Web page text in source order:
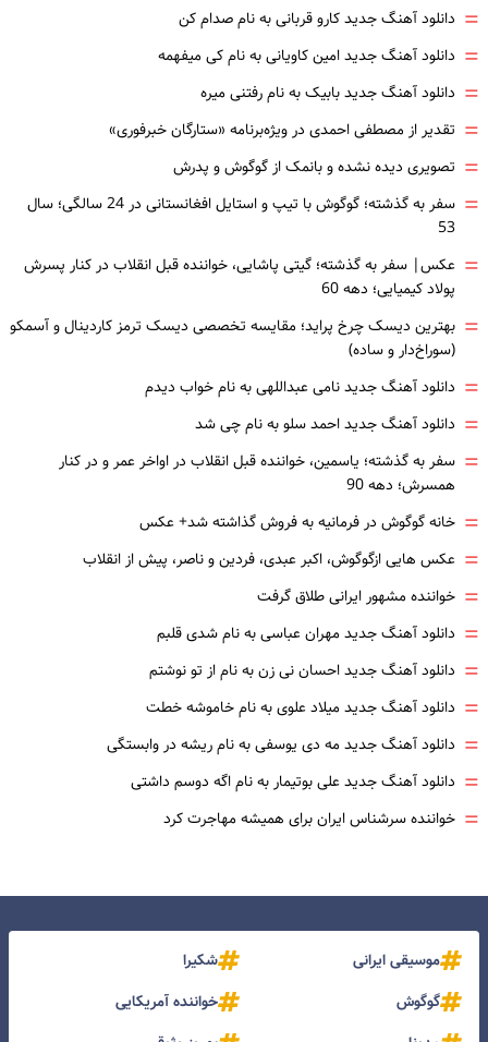
= دانلود آهنگ جدید کارو قربانی به نام صدام کن
= دانلود آهنگ جدید امین کاویانی به نام کی میفهمه
= دانلود آهنگ جدید بابیک به نام رفتنی میره
= تقدیر از مصطفی احمدی در ویژه‌برنامه «ستارگان خبرفوری»
= تصویری دیده نشده و بانمک از گوگوش و پدرش
=
سفر به گذشته؛ گوگوش با تیپ و استایل افغانستانی در 24 سالگی؛ سال
53
= عکس| سفر به گذشته؛ گیتی پاشایی، خواننده قبل انقلاب در کنار پسرش
پولاد کیمیایی؛ دهه 60
= بهترین دیسک چرخ پراید؛ مقایسه تخصصی دیسک ترمز کاردینال و آسمکو
(سوراخ‌دار و ساده)
= دانلود آهنگ جدید نامی عبداللهی به نام خواب دیدم
= دانلود آهنگ جدید احمد سلو به نام چی شد
= سفر به گذشته؛ یاسمین، خواننده قبل انقلاب در اواخر عمر و در کنار
همسرش؛ دهه 90
= خانه گوگوش در فرمانیه به فروش گذاشته شد+ عکس
= عکس هایی ازگوگوش، اکبر عبدی، فردین و ناصر، پیش از انقلاب
= خواننده مشهور ایرانی طلاق گرفت
= دانلود آهنگ جدید مهران عباسی به نام شدی قلبم
= دانلود آهنگ جدید احسان نی زن به نام از تو نوشتم
= دانلود آهنگ جدید میلاد علوی به نام خاموشه خطت
= دانلود آهنگ جدید مه دی یوسفی به نام ریشه در وابستگی
= دانلود آهنگ جدید علی بوتیمار به نام اگه دوسم داشتی
= خواننده سرشناس ایران برای همیشه مهاجرت کرد
موسیقی ایرانی
شکیرا
گوگوش
خواننده آمریکایی